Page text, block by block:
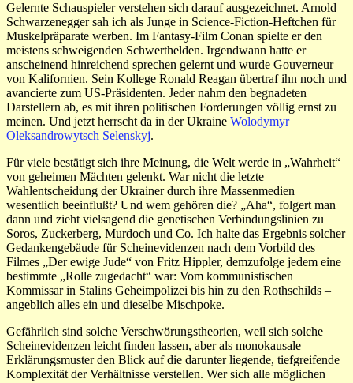
Gelernte Schauspieler verstehen sich darauf ausgezeichnet. Arnold
Schwarzenegger sah ich als Junge in Science-Fiction-Heftchen für
Muskelpräparate werben. Im Fantasy-Film Conan spielte er den
meistens schweigenden Schwerthelden. Irgendwann hatte er
anscheinend hinreichend sprechen gelernt und wurde Gouverneur
von Kalifornien. Sein Kollege Ronald Reagan übertraf ihn noch und
avancierte zum US-Präsidenten. Jeder nahm den begnadeten
Darstellern ab, es mit ihren politischen Forderungen völlig ernst zu
meinen. Und jetzt herrscht da in der Ukraine Wolodymyr
Oleksandrowytsch Selenskyj.
Für viele bestätigt sich ihre Meinung, die Welt werde in „Wahrheit“
von geheimen Mächten gelenkt. War nicht die letzte
Wahlentscheidung der Ukrainer durch ihre Massenmedien
wesentlich beeinflußt? Und wem gehören die? „Aha“, folgert man
dann und zieht vielsagend die genetischen Verbindungslinien zu
Soros, Zuckerberg, Murdoch und Co. Ich halte das Ergebnis solcher
Gedankengebäude für Scheinevidenzen nach dem Vorbild des
Filmes „Der ewige Jude“ von Fritz Hippler, demzufolge jedem eine
bestimmte „Rolle zugedacht“ war: Vom kommunistischen
Kommissar in Stalins Geheimpolizei bis hin zu den Rothschilds –
angeblich alles ein und dieselbe Mischpoke.
Gefährlich sind solche Verschwörungstheorien, weil sich solche
Scheinevidenzen leicht finden lassen, aber als monokausale
Erklärungsmuster den Blick auf die darunter liegende, tiefgreifende
Komplexität der Verhältnisse verstellen. Wer sich alle möglichen